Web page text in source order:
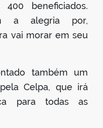
beneficiados.
a alegria por,
vai morar em seu
também um
Celpa, que irá
para todas as